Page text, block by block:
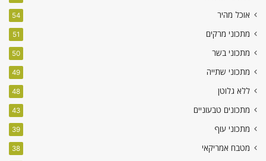
אוכל מהיר 54
מתכוני מרקים 51
מתכוני בשר 50
מתכוני שתייה 49
ללא גלוטן 48
מתכונים טבעוניים 43
מתכוני עוף 39
מטבח אמריקאי 38